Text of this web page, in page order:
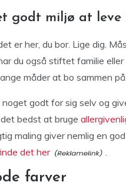
godt miljø at leve
er her, du bor. Lige dig.
du også stiftet familie
måder at bo sammen
godt for sig selv og
bedst at bruge
maling giver nemlig en
det her .
farver